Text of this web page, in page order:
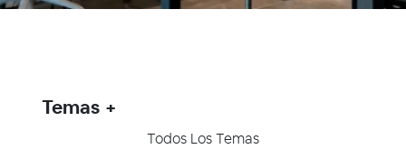
Temas
Todos Los Temas